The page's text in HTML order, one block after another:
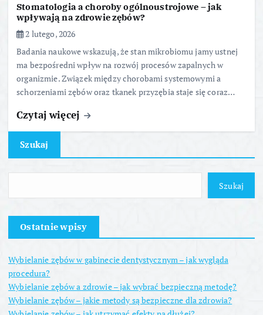
Stomatologia a choroby ogólnoustrojowe – jak
wpływają na zdrowie zębów?
2 lutego, 2026
Badania naukowe wskazują, że stan mikrobiomu jamy ustnej
ma bezpośredni wpływ na rozwój procesów zapalnych w
organizmie. Związek między chorobami systemowymi a
schorzeniami zębów oraz tkanek przyzębia staje się coraz…
Czytaj więcej
Szukaj
Szukaj
Ostatnie wpisy
Wybielanie zębów w gabinecie dentystycznym – jak wygląda
procedura?
Wybielanie zębów a zdrowie – jak wybrać bezpieczną metodę?
Wybielanie zębów – jakie metody są bezpieczne dla zdrowia?